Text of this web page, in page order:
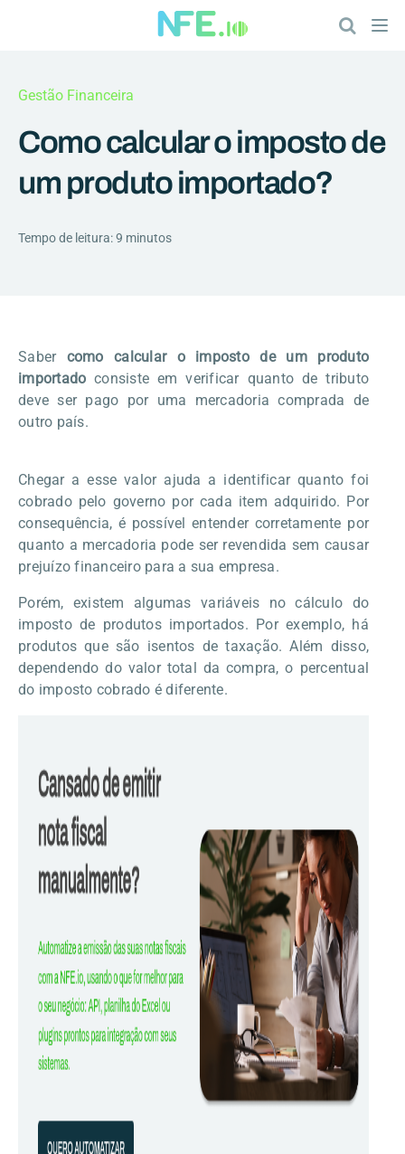
Gestão Financeira
Como calcular o imposto de
um produto importado?
Tempo de leitura: 9 minutos
Saber como calcular o imposto de um produto
importado consiste em verificar quanto de tributo
deve ser pago por uma mercadoria comprada de
outro país.
Chegar a esse valor ajuda a identificar quanto foi
cobrado pelo governo por cada item adquirido. Por
consequência, é possível entender corretamente por
quanto a mercadoria pode ser revendida sem causar
prejuízo financeiro para a sua empresa.
Porém, existem algumas variáveis no cálculo do
imposto de produtos importados. Por exemplo, há
produtos que são isentos de taxação. Além disso,
dependendo do valor total da compra, o percentual
do imposto cobrado é diferente.